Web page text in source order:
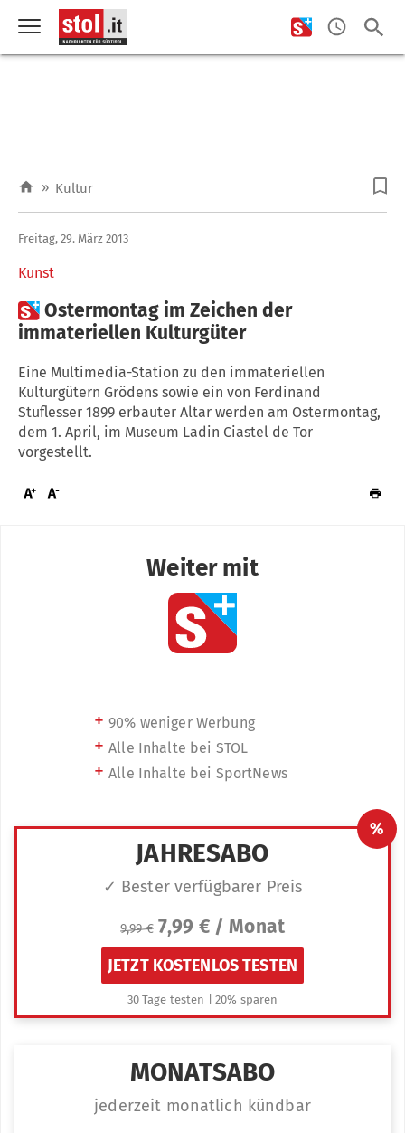
» Kultur
Kunst
Freitag, 29. März 2013
Ostermontag im Zeichen der
immateriellen Kulturgüter
Eine Multimedia-Station zu den immateriellen
Kulturgütern Grödens sowie ein von Ferdinand
Stuflesser 1899 erbauter Altar werden am Ostermontag,
dem 1. April, im Museum Ladin Ciastel de Tor
vorgestellt.